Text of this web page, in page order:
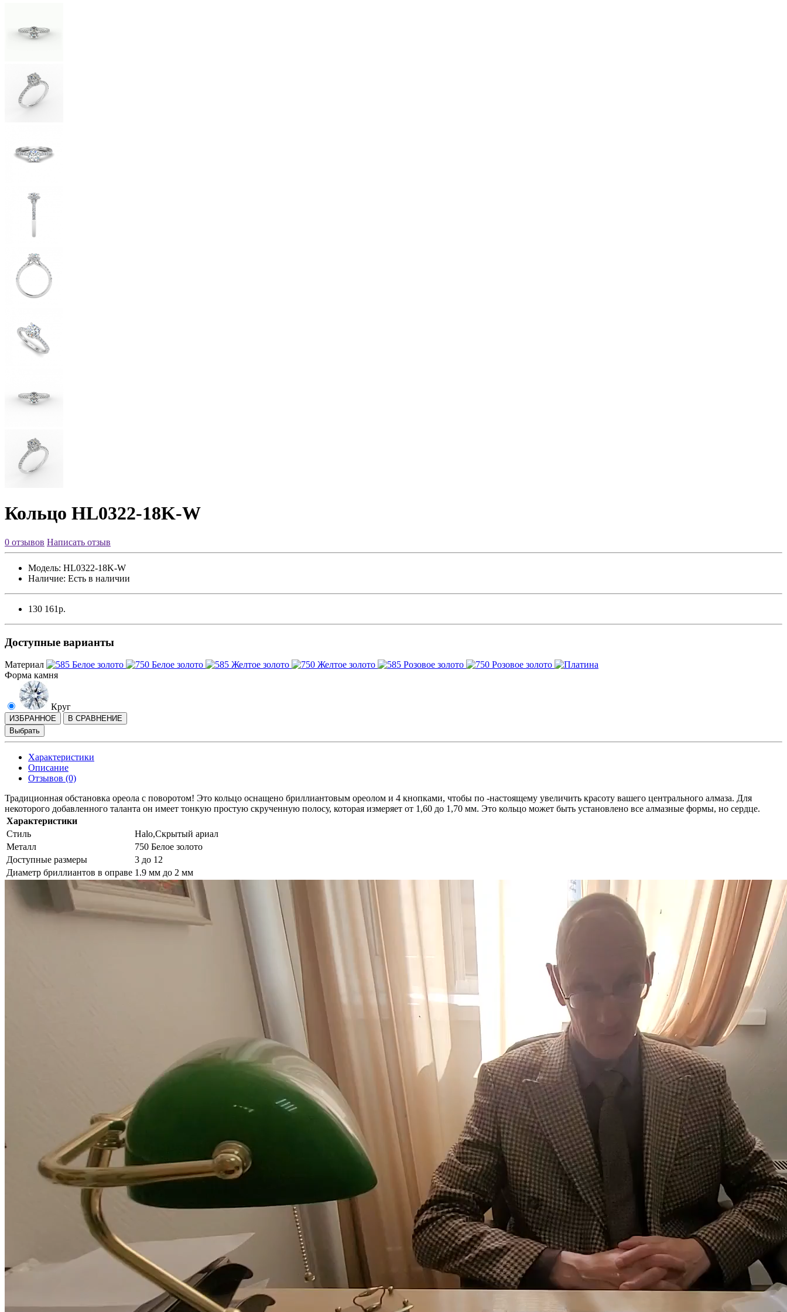
Кольцо HL0322-18K-W
0 отзывов Написать отзыв
Модель: HL0322-18K-W
Наличие: Есть в наличии
130 161р.
Доступные варианты
Материал
Форма камня
Круг
ИЗБРАННОЕ
В СРАВНЕНИЕ
Выбрать
Характеристики
Описание
Отзывов (0)
Традиционная обстановка ореола с поворотом! Это кольцо оснащено бриллиантовым ореолом и 4 кнопками, чтобы по -настоящему увеличить красоту вашего центрального алмаза. Для
некоторого добавленного таланта он имеет тонкую простую скрученную полосу, которая измеряет от 1,60 до 1,70 мм. Это кольцо может быть установлено все алмазные формы, но сердце.
Характеристики
Стиль
Halo,Скрытый ариал
Металл
750 Белое золото
Доступные размеры
3 до 12
Диаметр бриллиантов в оправе 1.9 мм до 2 мм